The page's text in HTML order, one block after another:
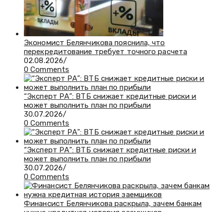
Экономист Белянчикова пояснила, что
перекредитование требует точного расчета
02.08.2026/
0 Comments
“Эксперт РА”: ВТБ снижает кредитные риски и
может выполнить план по прибыли
30.07.2026/
0 Comments
“Эксперт РА”: ВТБ снижает кредитные риски и
может выполнить план по прибыли
30.07.2026/
0 Comments
Финансист Белянчикова раскрыла, зачем банкам